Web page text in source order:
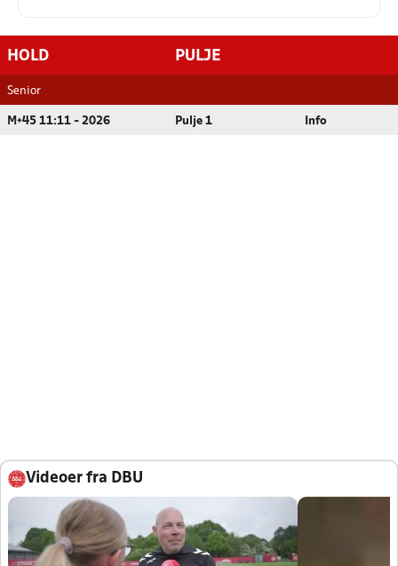
HOLD PULJE
Senior
M+45 11:11 - 2026 Pulje 1 Info
Videoer fra DBU